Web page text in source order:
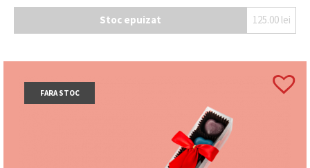
Stoc epuizat 125.00 lei
FARA STOC